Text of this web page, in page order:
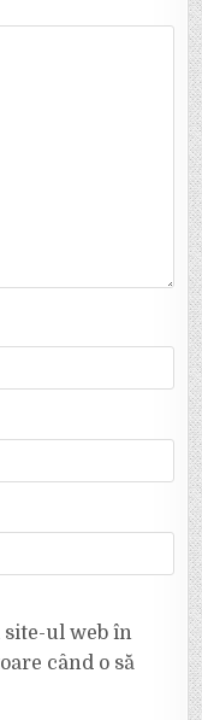
site-ul web în
când o să